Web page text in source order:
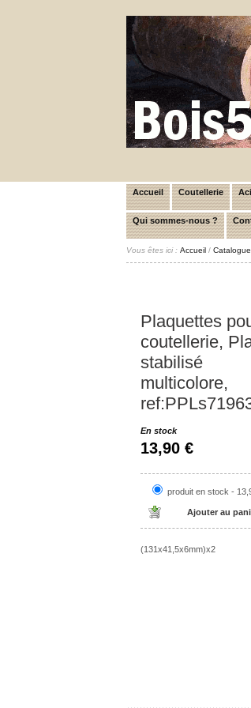
Accueil Coutellerie
Qui sommes-nous ?
Vous êtes ici : Accueil / Catalogue
Plaquettes
coutellerie,
stabilisé
multicolore,
En stock
13,90 €
produit en stock -
(131x41,5x6mm)x2